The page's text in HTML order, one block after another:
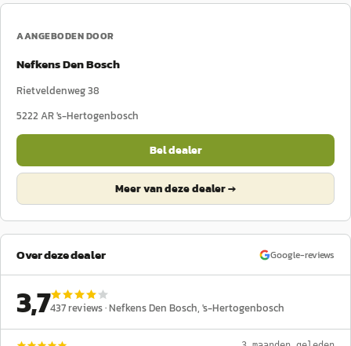
AANGEBODEN DOOR
Nefkens Den Bosch
Rietveldenweg 38
5222 AR's-Hertogenbosch
Bel dealer
Meer van deze dealer →
Over deze dealer Google-reviews
3,7437reviews ·Nefkens Den Bosch, 's-Hertogenbosch